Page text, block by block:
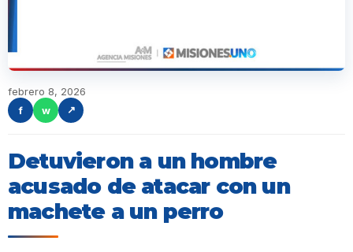
febrero 8, 2026
f
w ↗
Detuvieron a un hombre
acusado de atacar con un
machete a un perro